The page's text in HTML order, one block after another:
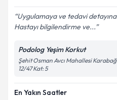
Uygulamaya ve tedavi
Hastayı bilgilendirme ve...
Podolog Yeşim Korkut
Şehit Osman Avcı Mahallesi
12/47 Kat: 5
En Yakın Saatler